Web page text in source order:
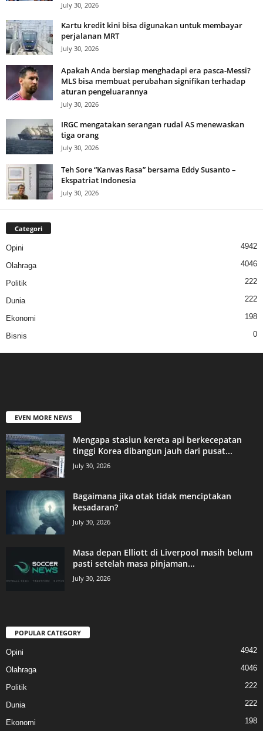
July 30, 2026
Kartu kredit kini bisa digunakan untuk membayar
perjalanan MRT
July 30, 2026
Apakah Anda bersiap menghadapi era pasca-Messi?
MLS bisa membuat perubahan signifikan terhadap
aturan pengeluarannya
July 30, 2026
IRGC mengatakan serangan rudal AS menewaskan
tiga orang
July 30, 2026
Teh Sore “Kanvas Rasa” bersama Eddy Susanto –
Ekspatriat Indonesia
July 30, 2026
Categori
Opini 4942
Olahraga 4046
Politik 222
Dunia 222
Ekonomi 198
Bisnis 0
EVEN MORE NEWS
Mengapa stasiun kereta api berkecepatan
tinggi Korea dibangun jauh dari pusat...
July 30, 2026
Bagaimana jika otak tidak menciptakan
kesadaran?
July 30, 2026
Masa depan Elliott di Liverpool masih belum
pasti setelah masa pinjaman...
July 30, 2026
POPULAR CATEGORY
Opini 4942
Olahraga 4046
Politik 222
Dunia 222
Ekonomi 198